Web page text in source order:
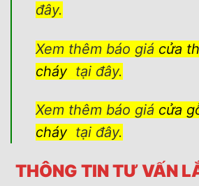
đây.
Xem thêm báo giá cửa
cháytại đây.
Xem thêm báo giá cửa
cháytại đây.
THÔNG TIN TƯ VẤN